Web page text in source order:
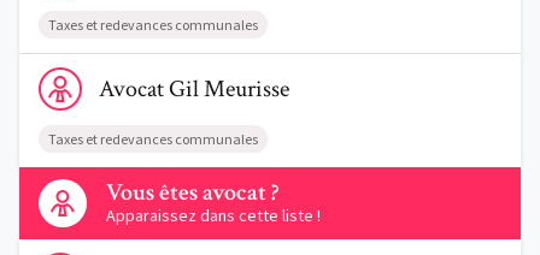
Taxes et redevances communales
Voir le profil de AvocatGil Meurisse
AvocatGilMeurisse
Taxes et redevances communales
Vous êtes avocat ?
Apparaissez dans cette liste !
Contactez-nous
Voir le profil de AvocatJulien Bouillard